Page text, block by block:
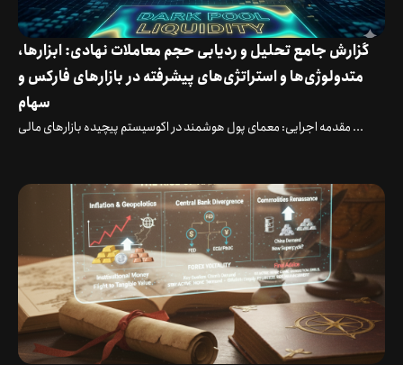
گزارش جامع تحلیل و ردیابی حجم معاملات نهادی: ابزارها،
متدولوژی‌ها و استراتژی‌های پیشرفته در بازارهای فارکس و
سهام
مقدمه اجرایی: معمای پول هوشمند در اکوسیستم پیچیده بازارهای مالی ...